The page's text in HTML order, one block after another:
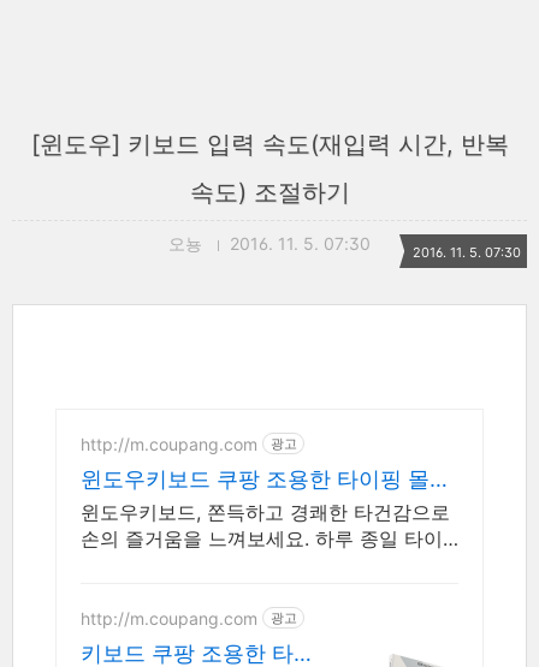
[윈도우] 키보드 입력 속도(재입력 시간, 반복
속도) 조절하기
오뇽 2016. 11. 5. 07:30 2016. 11. 5. 07:30
http://m.coupang.com 광고
윈도우키보드 쿠팡 조용한 타이핑 몰입
의 즐거움
윈도우키보드, 쫀득하고 경쾌한 타건감으로
손의 즐거움을 느껴보세요. 하루 종일 타이
http://m.coupang.com 광고
키보드 쿠팡 조용한 타